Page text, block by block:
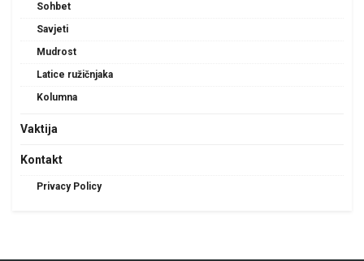
Sohbet
Savjeti
Mudrost
Latice ružičnjaka
Kolumna
Vaktija
Kontakt
Privacy Policy